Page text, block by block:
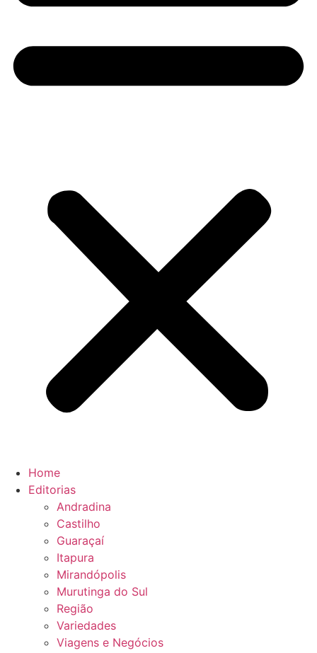
Home
Editorias
Andradina
Castilho
Guaraçaí
Itapura
Mirandópolis
Murutinga do Sul
Região
Variedades
Viagens e Negócios